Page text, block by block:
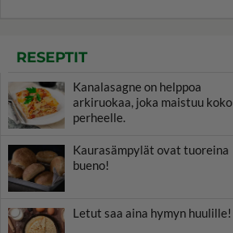
RESEPTIT
Kanalasagne on helppoa
arkiruokaa, joka maistuu koko
perheelle.
Kaurasämpylät ovat tuoreina
bueno!
Letut saa aina hymyn huulille!